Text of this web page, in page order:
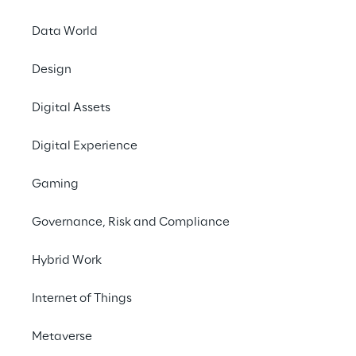
Data World
Design
Digital Assets
Digital Experience
Gaming
Governance, Risk and Compliance
Hybrid Work
Internet of Things
Metaverse
Modus Games e
lancio è stato
sopra di Ilden,
note come Spettri,
come Briar e Lute,
esseri vili e famelici.
I più devoti
include
digitale con più di